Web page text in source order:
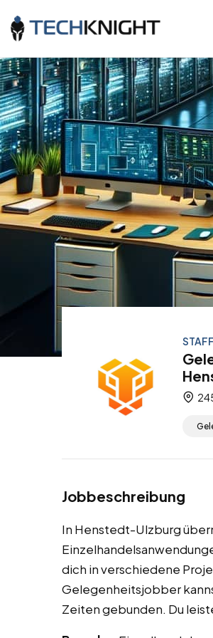
Jobbeschreibung
In Henstedt-Ulzburg
dich in verschiedene
Gelegenheitsjobber
Zeiten gebunden. Du